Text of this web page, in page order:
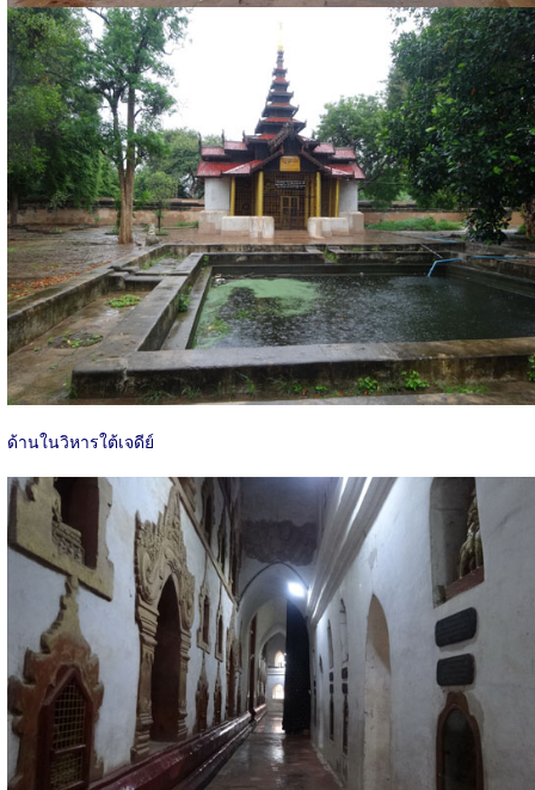
ด้านในวิหารใต้เจดีย์